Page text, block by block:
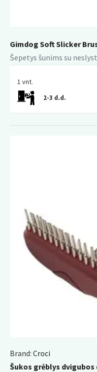
Gimdog Soft Slicker
Šepetys šunims su
1 vnt.
2-3 d.d.
Brand: Croci
Šukos grėblys dvigubos